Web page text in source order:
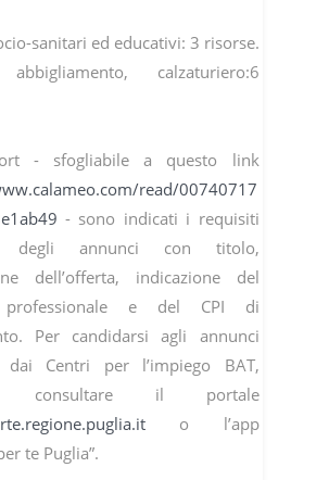
sanitari ed educativi: 3 risorse.
abbigliamento, calzaturiero:6
- sfogliabile a questo link
read/00740717
- sono indicati i requisiti
degli annunci con titolo,
dell’offerta, indicazione del
professionale e del CPI di
Per candidarsi agli annunci
dai Centri per l’impiego BAT,
consultare il portale
o l’app
te Puglia”.